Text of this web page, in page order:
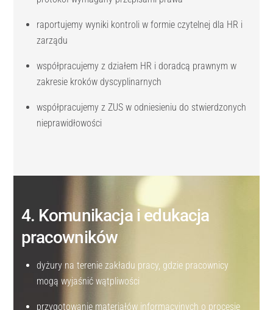
raportujemy wyniki kontroli w formie czytelnej dla HR i
zarządu
współpracujemy z działem HR i doradcą prawnym w
zakresie kroków dyscyplinarnych
współpracujemy z ZUS w odniesieniu do stwierdzonych
nieprawidłowości
4. Komunikacja i edukacja
pracowników
dyżury na terenie zakładu pracy, gdzie pracownicy
mogą wyjaśnić wątpliwości
przygotowanie materiałów informacyjnych o procesie